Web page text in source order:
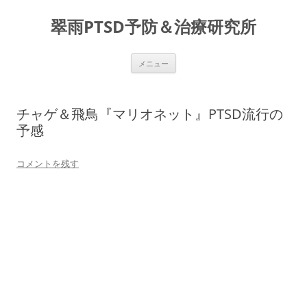
翠雨PTSD予防＆治療研究所
メニュー
チャゲ＆飛鳥『マリオネット』PTSD流行の
予感
コメントを残す